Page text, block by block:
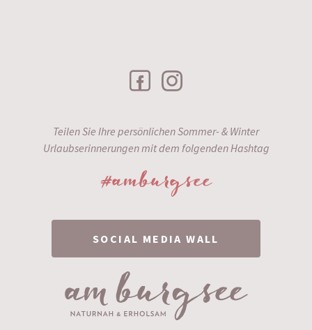
Teilen Sie Ihre persönlichen Sommer- & Winter
Urlaubserinnerungen mit dem folgenden Hashtag
#amburgsee
SOCIAL MEDIA WALL